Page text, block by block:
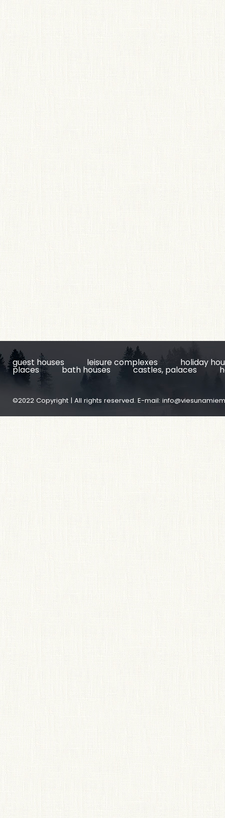
guest houses leisure complexes holiday
places bath houses castles, palaces
©2022 Copyright | All rights reserved. E-mail: